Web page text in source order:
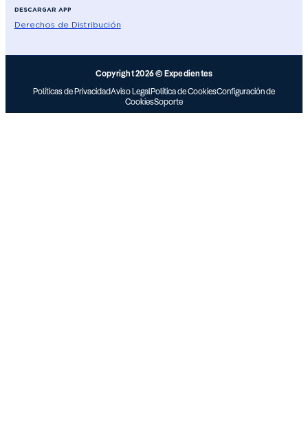
DESCARGAR APP
Derechos de Distribución
Copyright 2026 © Expedientes
Políticas de PrivacidadAviso LegalPolítica de CookiesConfiguración de
CookiesSoporte